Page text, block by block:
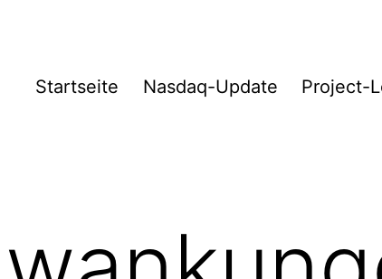
Startseite Nasdaq-Update Project-